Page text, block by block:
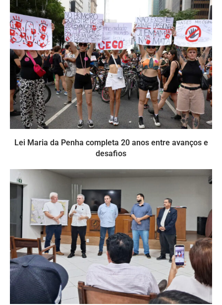
Lei Maria da Penha completa 20 anos entre avanços e
desafios